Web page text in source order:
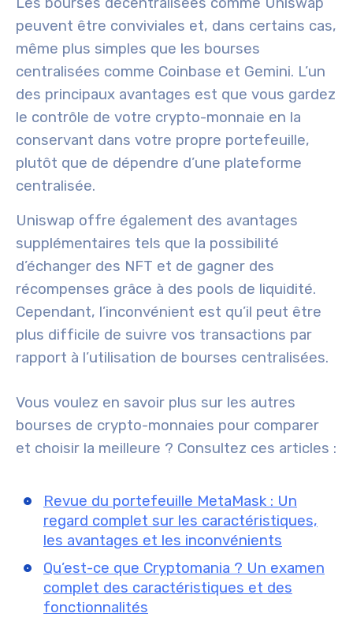
peuvent être conviviales et, dans certains cas,
même plus simples que les bourses
centralisées comme Coinbase et Gemini. L’un
des principaux avantages est que vous gardez
le contrôle de votre crypto-monnaie en la
conservant dans votre propre portefeuille,
plutôt que de dépendre d’une plateforme
centralisée.
Uniswap offre également des avantages
supplémentaires tels que la possibilité
d’échanger des NFT et de gagner des
récompenses grâce à des pools de liquidité.
Cependant, l’inconvénient est qu’il peut être
plus difficile de suivre vos transactions par
rapport à l’utilisation de bourses centralisées.
Vous voulez en savoir plus sur les autres
bourses de crypto-monnaies pour comparer
et choisir la meilleure ? Consultez ces articles :
Revue du portefeuille MetaMask : Un
regard complet sur les caractéristiques,
les avantages et les inconvénients
Qu’est-ce que Cryptomania ? Un examen
complet des caractéristiques et des
fonctionnalités